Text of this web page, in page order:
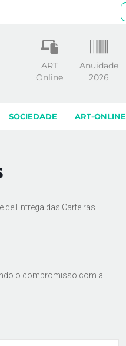
ART
Online
Anuidade
2026
SOCIEDADE ART-ONLINE
de Entrega das Carteiras
o compromisso com a